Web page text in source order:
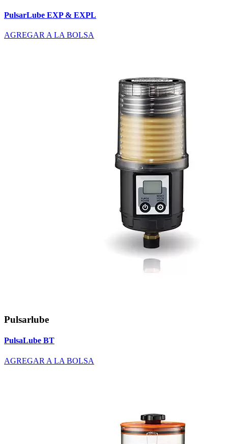
PulsarLube EXP & EXPL
AGREGAR A LA BOLSA
Pulsarlube
PulsaLube BT
AGREGAR A LA BOLSA